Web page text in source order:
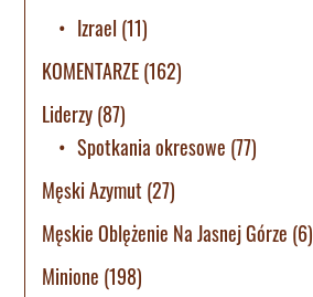
Izrael (11)
KOMENTARZE(162)
Liderzy(87)
Spotkania okresowe (77)
Męski Azymut (27)
Męskie Oblężenie Na Jasnej Górze (6)
Minione (198)